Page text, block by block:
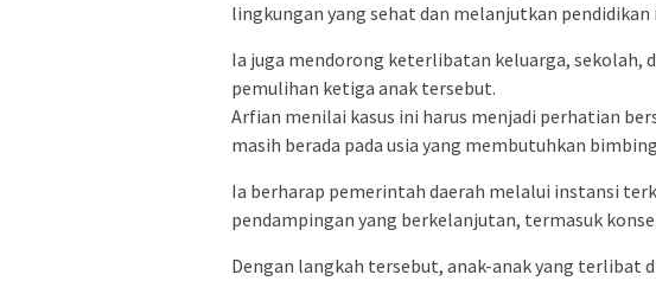
lingkungan yang sehat dan melanjutkan pendidikan
Ia juga mendorong keterlibatan keluarga, sekolah,
pemulihan ketiga anak tersebut.
Arfian menilai kasus ini harus menjadi perhatian
masih berada pada usia yang membutuhkan
Ia berharap pemerintah daerah melalui instansi
pendampingan yang berkelanjutan, termasuk
Dengan langkah tersebut, anak-anak yang terlibat